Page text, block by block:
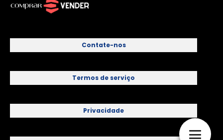
Contate-nos
Termos de serviço
Privacidade